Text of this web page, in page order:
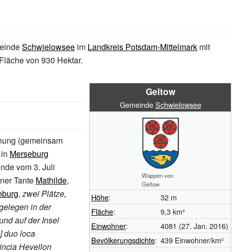
Schwielowsee im Landkreis Potsdam-Mittelmark mit
von 930 Hektar.
Geltow
GemeindeSchwielowsee
Wappen von
Geltow
Höhe: 32 m
Fläche: 9,3km²
Einwohner: 4081 (27. Jan. 2016)
Bevölkerungsdichte: 439 Einwohner/km²
(gemeinsam
Merseburg
vom 3. Juli
Tante Mathilde,
,zwei Plätze,
in der
auf der Insel
loca
Hevellon